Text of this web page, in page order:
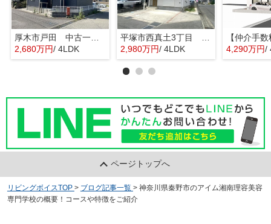
厚木市戸田 中古一戸建て
2,680万円/ 4LDK
2,980万円/ 4LDK 4,290万円/
ページトップへ
リビングボイスTOP > ブログ記事一覧 > 神奈川県秦野市のアイム湘南理容美容
専門学校の概要！コースや特徴をご紹介